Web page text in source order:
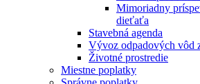
Mimoriadny
dieťaťa
Stavebná agenda
Vývoz odpadových vôd
Životné prostredie
Miestne poplatky